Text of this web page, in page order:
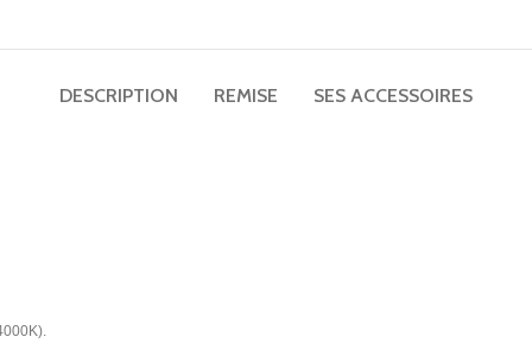
Applique liseuse ronde led design Gamma Mini
DESCRIPTION REMISE SES ACCESSOIRES